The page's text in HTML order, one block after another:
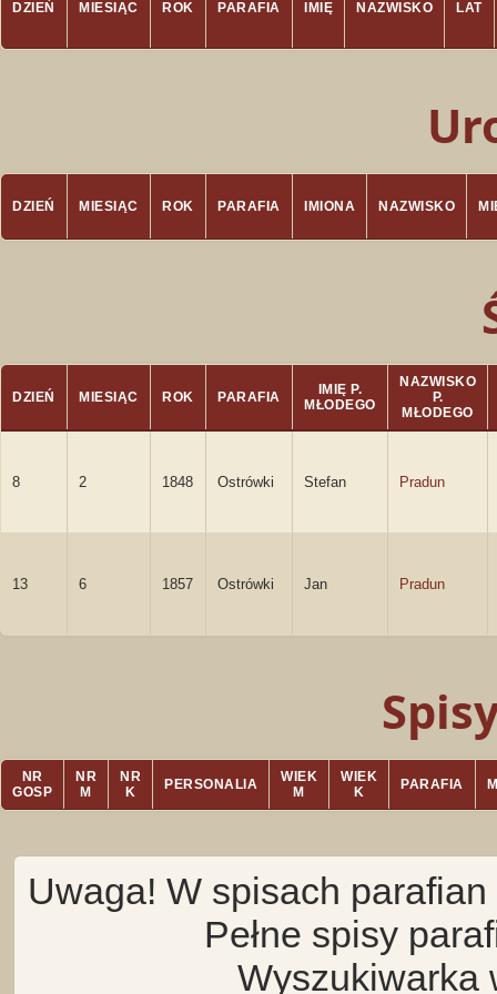
DZIEŃ MIESIĄC ROK PARAFIA IMIĘ NAZWISKO LAT
DZIEŃ MIESIĄC ROK PARAFIA IMIONA NAZWISKO
DZIEŃ MIESIĄC ROK PARAFIA
IMIĘ P.
MŁODEGO
NAZWISKO
P.
MŁODEGO
8 2 1848 Ostrówki Stefan Pradun
13 6 1857 Ostrówki Jan Pradun
NR
GOSP
NR
M
NR
K
PERSONALIA
WIEK
M
WIEK
K
PARAFIA
Uwaga! W spisach
Pełne spisy
Wyszukiwarka